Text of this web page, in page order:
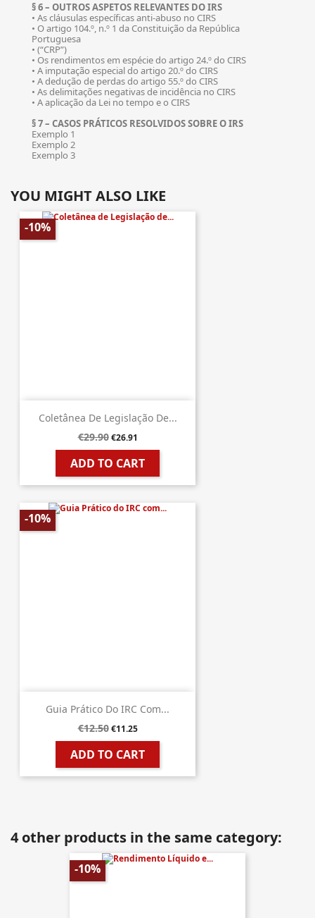
§ 6 – OUTROS ASPETOS RELEVANTES DO IRS
• As cláusulas específicas anti-abuso no CIRS
• O artigo 104.º, n.º 1 da Constituição da República
Portuguesa
• (“CRP”)
• Os rendimentos em espécie do artigo 24.º do CIRS
• A imputação especial do artigo 20.º do CIRS
• A dedução de perdas do artigo 55.º do CIRS
• As delimitações negativas de incidência no CIRS
• A aplicação da Lei no tempo e o CIRS
§ 7 – CASOS PRÁTICOS RESOLVIDOS SOBRE O IRS
Exemplo 1
Exemplo 2
Exemplo 3
YOU MIGHT ALSO LIKE
Coletânea De Legislação De...
€29.90 €26.91
ADD TO CART
-10%
Guia Prático Do IRC Com...
€12.50 €11.25
ADD TO CART
-10%
4 other products in the same category:
-10%